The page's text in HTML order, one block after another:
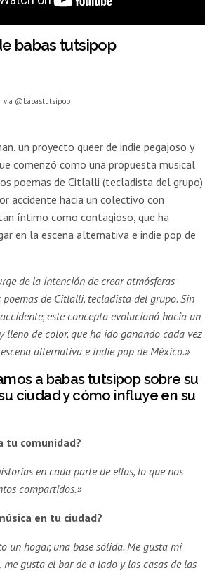
babas tutsipop
via @babastutsipop
un proyecto queer de indie pegajoso y
comenzó como una propuesta musical
poemas de Citlalli (tecladista del grupo)
accidente hacia un colectivo con
íntimo como contagioso, que ha
en la escena alternativa e indie pop de
de la intención de crear atmósferas
poemas de Citlalli, tecladista del grupo. Sin
este concepto evolucionó hacia un
lleno de color, que ha ido ganando cada vez
alternativa e indie pop de México.»
a babas tutsipopsobre su
ciudad y cómo influye en su
tu comunidad?
en cada parte de ellos, lo que nos
compartidos.»
en tu ciudad?
un hogar, una base sólida. Me gusta mi
gusta el bar de a lado y las casas de las